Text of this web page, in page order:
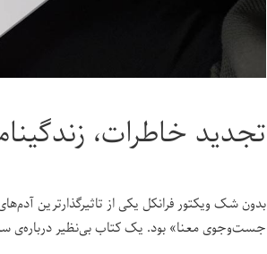
تجدید خاطرات،
بدون شک ویکتور فرانکل یکی از تاثیرگذارترین
جست‌و‌جوی معنا» بود. یک کتاب بی‌نظیر درباره‌ی